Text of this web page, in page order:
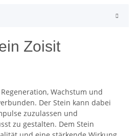
Zoisit
Wachstum und
Der Stein kann dabei
zuzulassen und
zu gestalten. Dem Stein